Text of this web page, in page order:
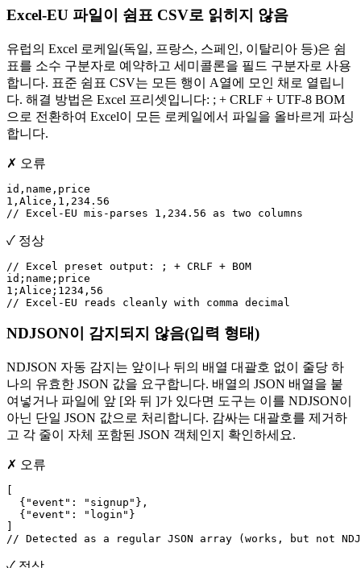
Excel-EU 파일이 쉼표 CSV로 읽히지 않음
유럽의 Excel 로케일(독일, 프랑스, 스페인, 이탈리아 등)은 쉼
표를 소수 구분자로 예약하고 세미콜론을 필드 구분자로 사용
합니다. 표준 쉼표 CSV는 모든 행이 A열에 모인 채로 열립니
다. 해결 방법은 Excel 프리셋입니다: ; + CRLF + UTF-8 BOM
으로 전환하여 Excel이 모든 로케일에서 파일을 올바르게 파싱
합니다.
✗ 오류
id,name,price
1,Alice,1,234.56
// Excel-EU mis-parses 1,234.56 as two columns
✓ 정상
// Excel preset output: ; + CRLF + BOM
id;name;price
1;Alice;1234,56
// Excel-EU reads cleanly with comma decimal
NDJSON이 감지되지 않음(입력 형태)
NDJSON 자동 감지는 앞이나 뒤의 배열 대괄호 없이 줄당 하
나의 유효한 JSON 값을 요구합니다. 배열의 JSON 배열을 붙
여넣거나 파일에 앞 [와 뒤 ]가 있다면 도구는 이를 NDJSON이
아닌 단일 JSON 값으로 처리합니다. 감싸는 대괄호를 제거하
고 각 줄이 자체 포함된 JSON 객체인지 확인하세요.
✗ 오류
  {"event": "signup"},
  {"event": "login"}
// Detected as a regular JSON array (works, but not